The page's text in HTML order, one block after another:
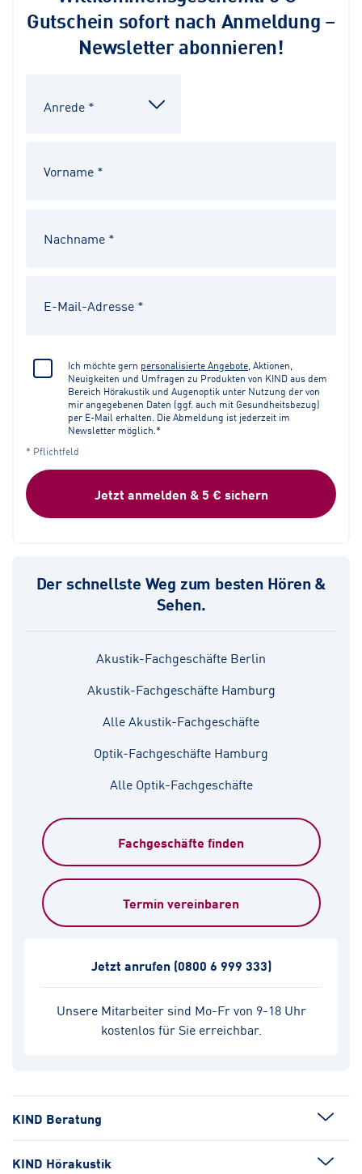
Gutschein sofort nach Anmeldung –
Newsletter abonnieren!
Ich möchte gern personalisierte Angebote, Aktionen,
Neuigkeiten und Umfragen zu Produkten von KIND aus dem
Bereich Hörakustik und Augenoptik unter Nutzung der von
mir angegebenen Daten (ggf. auch mit Gesundheitsbezug)
per E-Mail erhalten. Die Abmeldung ist jederzeit im
Newsletter möglich.*
* Pflichtfeld
Jetzt anmelden & 5 € sichern
Der schnellste Weg zum besten Hören &
Sehen.
Akustik-Fachgeschäfte Berlin
Akustik-Fachgeschäfte Hamburg
Alle Akustik-Fachgeschäfte
Optik-Fachgeschäfte Hamburg
Alle Optik-Fachgeschäfte
Fachgeschäfte finden
Termin vereinbaren
Unsere Mitarbeiter sind Mo-Fr von 9-18 Uhr
kostenlos für Sie erreichbar.
Jetzt anrufen (0800 6 999 333)
KIND Beratung
KIND Hörakustik